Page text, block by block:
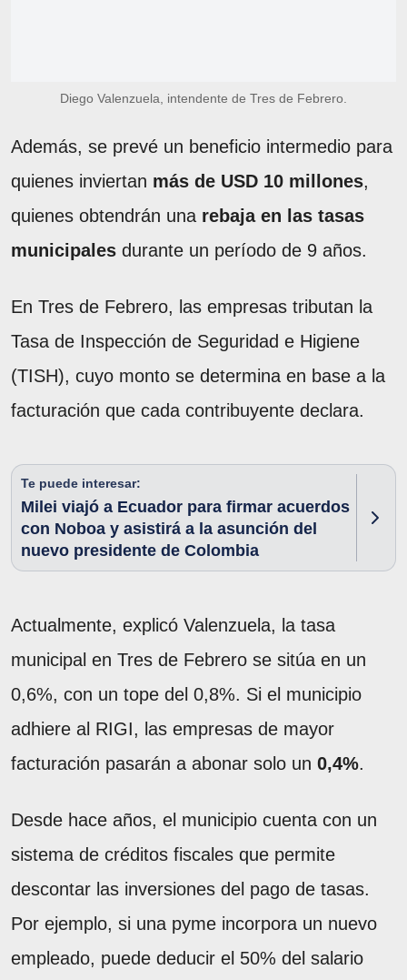
Diego Valenzuela, intendente de Tres de Febrero.
Además, se prevé un beneficio intermedio para
quienes inviertan más de USD 10 millones,
quienes obtendrán una rebaja en las tasas
municipales durante un período de 9 años.
En Tres de Febrero, las empresas tributan la
Tasa de Inspección de Seguridad e Higiene
(TISH), cuyo monto se determina en base a la
facturación que cada contribuyente declara.
Te puede interesar:
Milei viajó a Ecuador para firmar acuerdos
con Noboa y asistirá a la asunción del
nuevo presidente de Colombia
Actualmente, explicó Valenzuela, la tasa
municipal en Tres de Febrero se sitúa en un
0,6%, con un tope del 0,8%. Si el municipio
adhiere al RIGI, las empresas de mayor
facturación pasarán a abonar solo un 0,4%.
Desde hace años, el municipio cuenta con un
sistema de créditos fiscales que permite
descontar las inversiones del pago de tasas.
Por ejemplo, si una pyme incorpora un nuevo
empleado, puede deducir el 50% del salario